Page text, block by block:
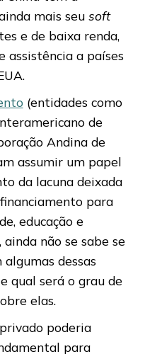
mais seu soft
e de baixa renda,
assistência a países
(entidades como
de
Andina de
assumir um papel
da lacuna deixada
para
educação e
não se sabe se
dessas
qual será o grau de
elas.
poderia
para